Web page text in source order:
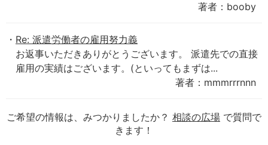
著者：booby
Re: 派遣労働者の雇用努力義
お返事いただきありがとうございます。 派遣先での直接
雇用の実績はございます。(といってもまずは...
著者：mmmrrrnnn
ご希望の情報は、みつかりましたか？ 相談の広場 で質問で
きます！